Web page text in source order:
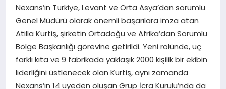
SAĞLIK
DÜNYA
TEKNOLOJI
Nexans’ın Türkiye, Levant ve Orta Asya’dan sorumlu
Genel Müdürü olarak önemli başarılara imza atan
Atilla Kurtiş, şirketin Ortadoğu ve Afrika’dan Sorumlu
Bölge Başkanlığı görevine getirildi. Yeni rolünde, üç
farklı kıta ve 9 fabrikada yaklaşık 2000 kişilik bir ekibin
liderliğini üstlenecek olan Kurtiş, aynı zamanda
Nexans’ın 14 üyeden oluşan Grup İcra Kurulu’nda da